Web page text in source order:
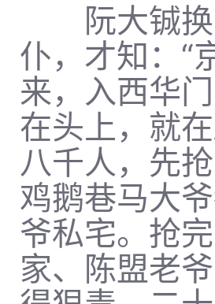
阮大铖换
仆，才知：“
来，入西华
在头上，就
八千人，先
鸡鹅巷马大
爷私宅。抢
家、陈盟老